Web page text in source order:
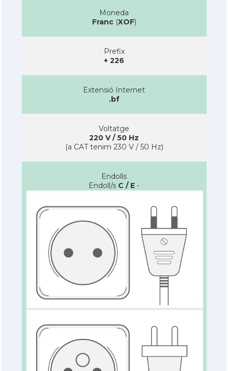
Moneda
Franc(XOF)
Prefix
+ 226
Extensió Internet
.bf
Voltatge
220 V / 50 Hz
(a CAT tenim 230 V / 50 Hz)
Endolls
Endoll/s C / E -